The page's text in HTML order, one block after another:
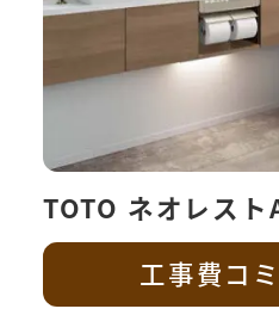
TOTO ネオレスト
工事費コ